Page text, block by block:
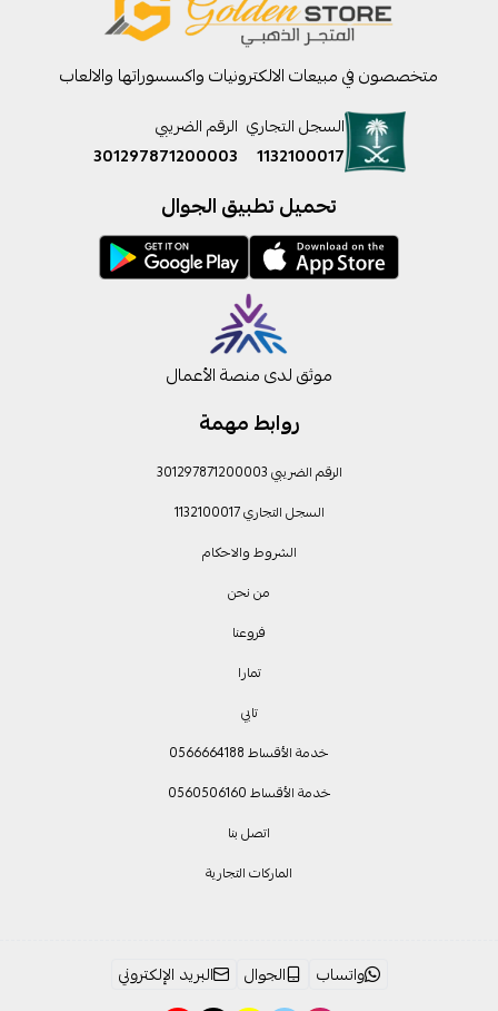
روابط مهمة
الرقم الضريبي 301297871200003
السجل التجاري 1132100017
الشروط والاحكام
من نحن
فروعنا
تمارا
تابي
خدمة الأقساط 0566664188
خدمة الأقساط 0560506160
اتصل بنا
الماركات التجارية
متخصصون في مبيعات الالكترونيات واكسسوراتها والالعاب
السجل التجاري
1132100017
الرقم الضريبي
301297871200003
تحميل تطبيق الجوال
موثق لدى منصة الأعمال
واتساب الجوال البريد الإلكتروني